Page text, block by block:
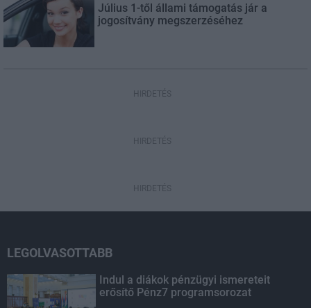
Július 1-től állami támogatás jár a
jogosítvány megszerzéséhez
HIRDETÉS
HIRDETÉS
HIRDETÉS
LEGOLVASOTTABB
Indul a diákok pénzügyi ismereteit
erősítő Pénz7 programsorozat